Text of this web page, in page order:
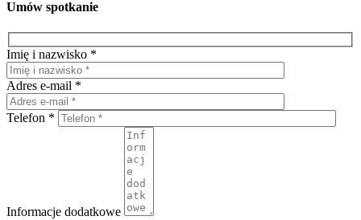
Umów spotkanie
Imię i nazwisko *
Adres e-mail *
Telefon *
Informacje dodatkowe